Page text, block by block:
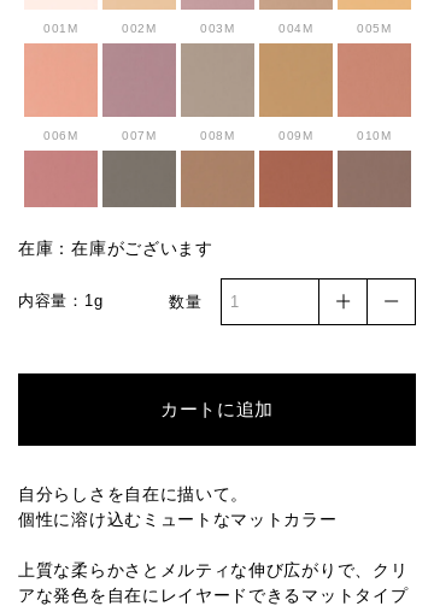
001M 002M 003M 004M 005M
006M 007M 008M 009M 010M
011M 012M 013M
010P 011P 012P 013P 014P
在庫：在庫がございます
内容量：1g 数量
カートに追加
自分らしさを自在に描いて。
個性に溶け込むミュートなマットカラー
上質な柔らかさとメルティな伸び広がりで、クリ
アな発色を自在にレイヤードできるマットタイプ